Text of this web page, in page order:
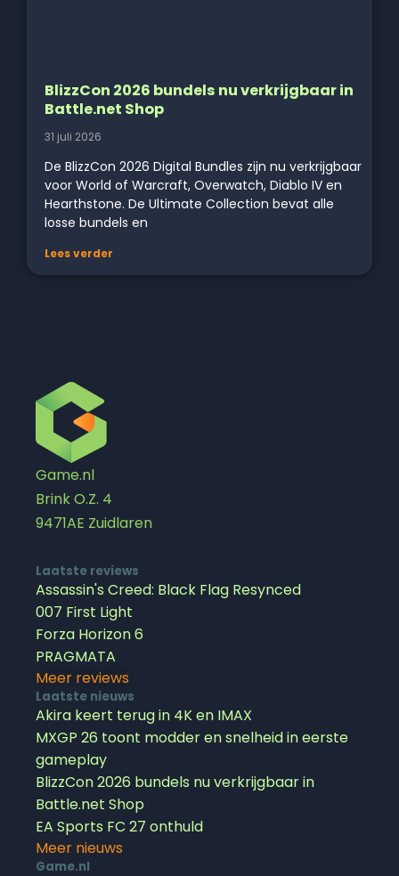
BlizzCon 2026 bundels nu verkrijgbaar in
Battle.net Shop
31 juli 2026
De BlizzCon 2026 Digital Bundles zijn nu verkrijgbaar
voor World of Warcraft, Overwatch, Diablo IV en
Hearthstone. De Ultimate Collection bevat alle
losse bundels en
Lees verder
Game.nl
Brink O.Z. 4
9471AE Zuidlaren
Laatste reviews
Assassin's Creed: Black Flag Resynced
007 First Light
Forza Horizon 6
PRAGMATA
Meer reviews
Laatste nieuws
Akira keert terug in 4K en IMAX
MXGP 26 toont modder en snelheid in eerste
gameplay
BlizzCon 2026 bundels nu verkrijgbaar in
Battle.net Shop
EA Sports FC 27 onthuld
Meer nieuws
Game.nl